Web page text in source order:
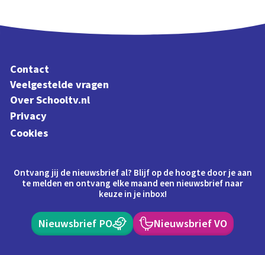
Contact
Veelgestelde vragen
Over Schooltv.nl
Privacy
Cookies
Ontvang jij de nieuwsbrief al? Blijf op de hoogte door je aan
te melden en ontvang elke maand een nieuwsbrief naar
keuze in je inbox!
Nieuwsbrief PO Nieuwsbrief VO